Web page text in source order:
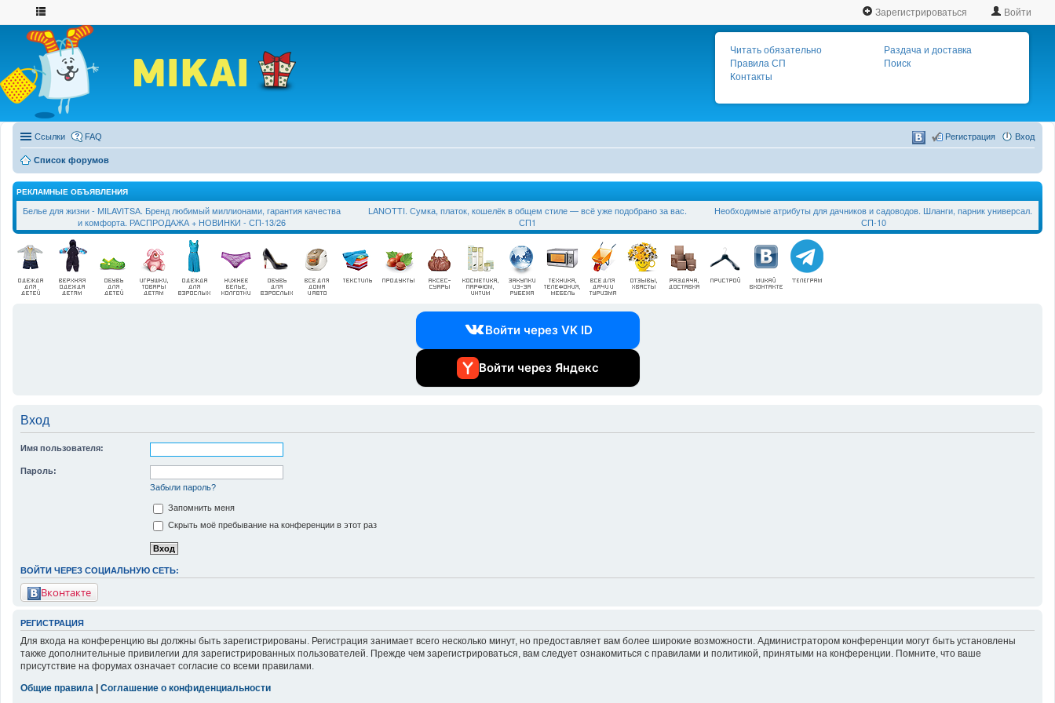
Зарегистрироваться Войти
Читать обязательно
Правила СП
Контакты
Раздача и доставка
Поиск
Ссылки FAQ Вход
Регистрация
Список форумов
РЕКЛАМНЫЕ ОБЪЯВЛЕНИЯ
Белье для жизни - МILAVIТSА. Бренд любимый миллионами, гарантия качества
и комфорта. РАСПРОДАЖА + НОВИНКИ - СП-13/26
LANOTTI. Сумка, платок, кошелёк в общем стиле — всё уже подобрано за вас.
СП1
Необходимые атрибуты для дачников и садоводов. Шланги, парник универсал.
СП-10
Войти через VK ID
Войти через Яндекс
Вход
Имя пользователя:
Пароль:
Забыли пароль?
Запомнить меня
Скрыть моё пребывание на конференции в этот раз
ВОЙТИ ЧЕРЕЗ СОЦИАЛЬНУЮ СЕТЬ:
Вконтакте
РЕГИСТРАЦИЯ
Для входа на конференцию вы должны быть зарегистрированы. Регистрация занимает всего несколько минут, но предоставляет вам более широкие возможности. Администратором конференции могут быть установлены
также дополнительные привилегии для зарегистрированных пользователей. Прежде чем зарегистрироваться, вам следует ознакомиться с правилами и политикой, принятыми на конференции. Помните, что ваше
присутствие на форумах означает согласие со всеми правилами.
Общие правила
Соглашение о конфиденциальности